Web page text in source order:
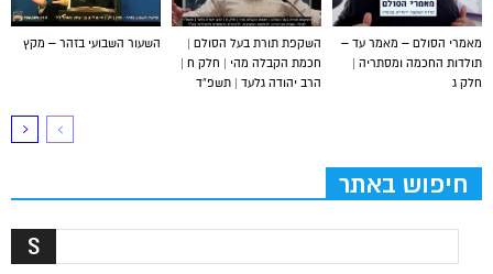
השעור השבועי בזהר – מקץ
השקפת תורת בעל הסולם |
חכמת הקבלה מהי | חלק ח |
הרב יהודה גלעד | תשפ”ד
מאמרי הסולם – מאמר עד –
תולדות החכמה ומסתריה |
חלק ג
חיפוש באתר